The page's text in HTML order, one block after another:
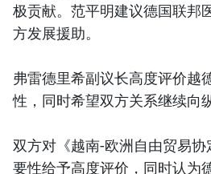
极贡献。范平明建议德国联邦
方发展援助。
弗雷德里希副议长高度评价越
性，同时希望双方关系继续向
双方对《越南-欧洲自由贸易
要性给予高度评价，同时认为